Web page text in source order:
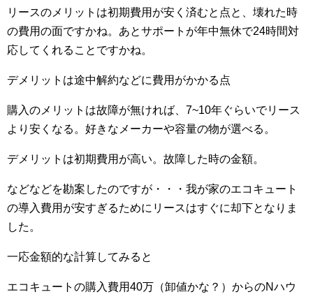
リースのメリットは初期費用が安く済むと点と、壊れた時
の費用の面ですかね。あとサポートが年中無休で24時間対
応してくれることですかね。
デメリットは途中解約などに費用がかかる点
購入のメリットは故障が無ければ、7~10年ぐらいでリース
より安くなる。好きなメーカーや容量の物が選べる。
デメリットは初期費用が高い。故障した時の金額。
などなどを勘案したのですが・・・我が家のエコキュート
の導入費用が安すぎるためにリースはすぐに却下となりま
した。
一応金額的な計算してみると
エコキュートの購入費用40万（卸値かな？）からのNハウ